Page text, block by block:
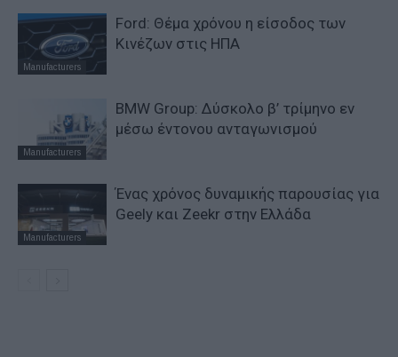
Manufacturers
Ford: Θέμα χρόνου η είσοδος των
Κινέζων στις ΗΠΑ
Manufacturers
BMW Group: Δύσκολο β’ τρίμηνο εν
μέσω έντονου ανταγωνισμού
Manufacturers
Ένας χρόνος δυναμικής παρουσίας για
Geely και Zeekr στην Ελλάδα